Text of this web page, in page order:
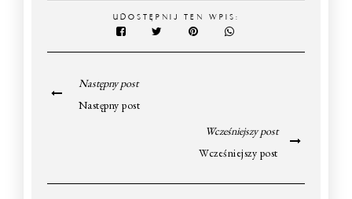
UDOSTĘPNIJ TEN WPIS:
Następny post
Następny post
Wcześniejszy post
Wcześniejszy post